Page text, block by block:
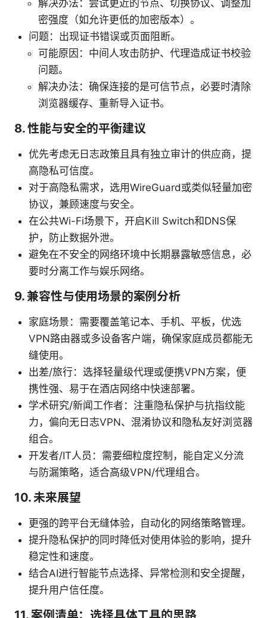
解决办法：尝试更近的节点、切换协议、调整加
密强度（如允许更低的加密版本）。
问题：出现证书错误或页面阻断。
可能原因：中间人攻击防护、代理造成证书校验
问题。
解决办法：确保连接的是可信节点，必要时清除
浏览器缓存、重新导入证书。
8. 性能与安全的平衡建议
优先考虑无日志政策且具有独立审计的供应商，提
高隐私可信度。
对于高隐私需求，选用WireGuard或类似轻量加密
协议，兼顾速度与安全。
在公共Wi-Fi场景下，开启Kill Switch和DNS保
护，防止数据外泄。
避免在不安全的网络环境中长期暴露敏感信息，必
要时分离工作与娱乐网络。
9. 兼容性与使用场景的案例分析
家庭场景：需要覆盖笔记本、手机、平板，优选
VPN路由器或多设备客户端，确保家庭成员都能无
缝使用。
出差/旅行：选择轻量级代理或便携VPN方案，便
携性强、易于在酒店网络中快速部署。
学术研究/新闻工作者：注重隐私保护与抗指纹能
力，偏向无日志VPN、混淆协议和隐私友好浏览器
组合。
开发者/IT人员：需要细粒度控制，能自定义分流
与防漏策略，适合高级VPN/代理组合。
10. 未来展望
更强的跨平台无缝体验，自动化的网络策略管理。
提升隐私保护的同时降低对使用体验的影响，提升
稳定性和速度。
结合AI进行智能节点选择、异常检测和安全提醒，
提升用户信任度。
11. 案例清单：选择具体工具的思路